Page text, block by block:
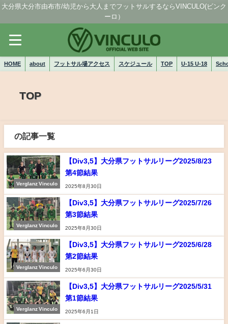
大分県大分市由布市/幼児から大人までフットサルするならVINCULO(ビンク
ーロ）
HOME about フットサル場アクセス スケジュール TOP U-15 U-18
TOP
の記事一覧
Verglanz Vinculo
【Div3,5】大分県フットサルリーグ2025/8/23
第4節結果
2025年8月30日
Verglanz Vinculo
【Div3,5】大分県フットサルリーグ2025/7/26
第3節結果
2025年8月30日
Verglanz Vinculo
【Div3,5】大分県フットサルリーグ2025/6/28
第2節結果
2025年6月30日
Verglanz Vinculo
【Div3,5】大分県フットサルリーグ2025/5/31
第1節結果
2025年6月1日